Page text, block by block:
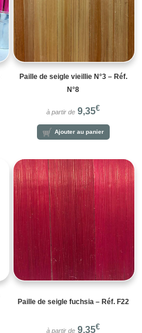
Paille de seigle vieillie N°3 – Réf.
N°8
à partir de 9,35€
Ajouter au panier
Paille de seigle fuchsia – Réf. F22
à partir de 9,35€